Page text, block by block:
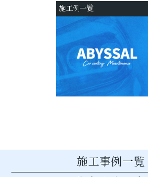
施工例一覧
施工事例一覧